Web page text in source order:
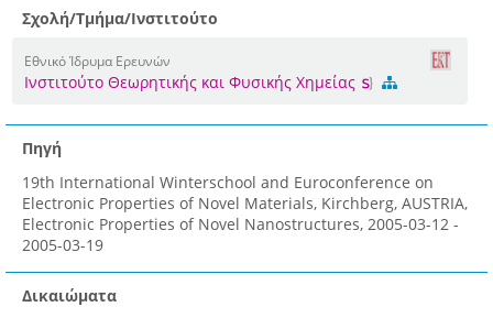
Σχολή/Τμήμα/Ινστιτούτο
Εθνικό Ίδρυμα Ερευνών
Ινστιτούτο Θεωρητικής και Φυσικής Χημείας
Πηγή
19th International Winterschool and Euroconference on
Electronic Properties of Novel Materials, Kirchberg, AUSTRIA,
Electronic Properties of Novel Nanostructures, 2005-03-12 -
2005-03-19
Δικαιώματα